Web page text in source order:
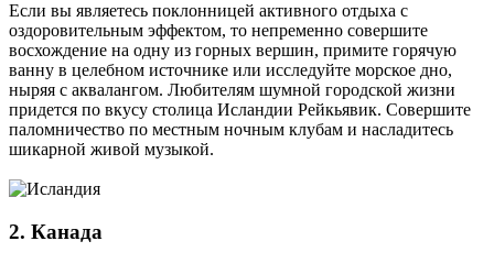
Если вы являетесь поклонницей активного отдыха с
оздоровительным эффектом, то непременно совершите
восхождение на одну из горных вершин, примите горячую
ванну в целебном источнике или исследуйте морское дно,
ныряя с аквалангом. Любителям шумной городской жизни
придется по вкусу столица Исландии Рейкьявик. Совершите
паломничество по местным ночным клубам и насладитесь
шикарной живой музыкой.
2. Канада